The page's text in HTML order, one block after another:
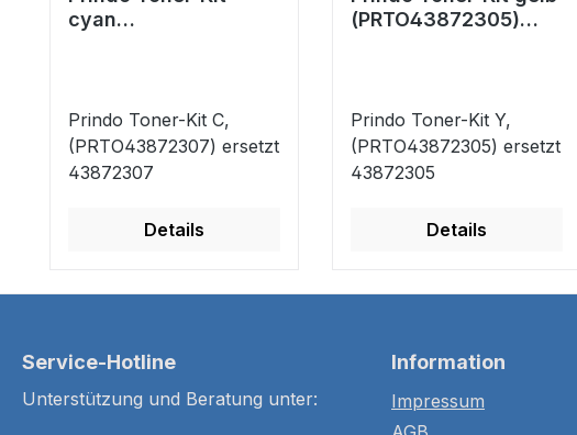
cyan
Prindo Toner-Kit C,
(PRTO43872307) ersetzt
43872307
Details
(PRTO43872305)
Prindo Toner-Kit Y,
(PRTO43872305) ersetzt
43872305
Details
Service-Hotline
Unterstützung und Beratung unter:
Information
Impressum